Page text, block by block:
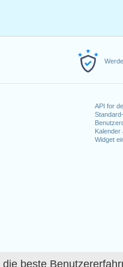
beste
API for
Kalender
Widget